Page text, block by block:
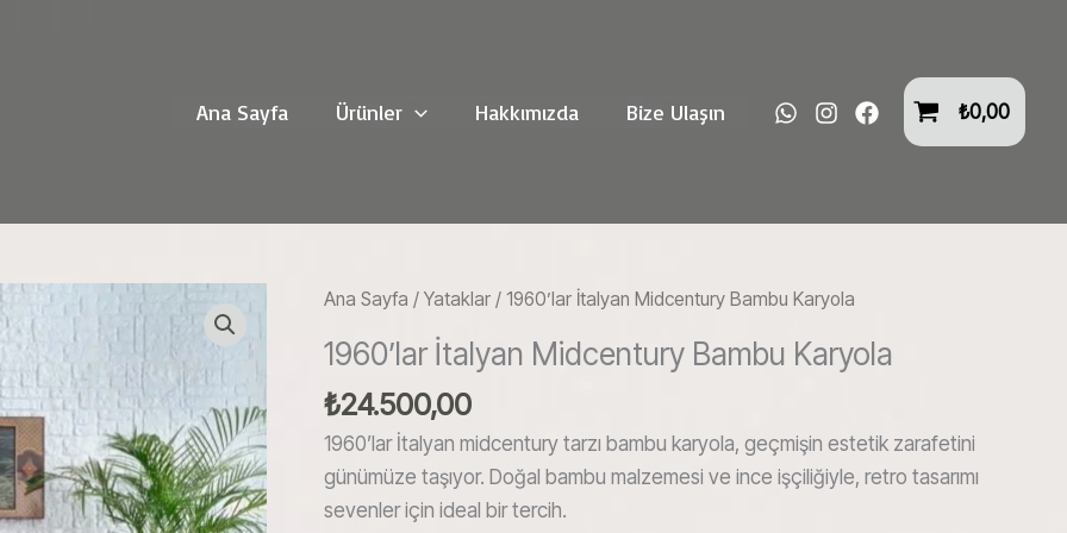
Ana Sayfa Ürünler Hakkımızda Bize Ulaşın ₺0,00
Ana Sayfa /Yataklar / 1960’lar İtalyan Midcentury Bambu Karyola
1960’lar İtalyan Midcentury Bambu Karyola
₺24.500,00
1960’lar İtalyan midcentury tarzı bambu karyola, geçmişin estetik zarafetini
günümüze taşıyor. Doğal bambu malzemesi ve ince işçiliğiyle, retro tasarımı
sevenler için ideal bir tercih.
Bambu
Karyola
adet